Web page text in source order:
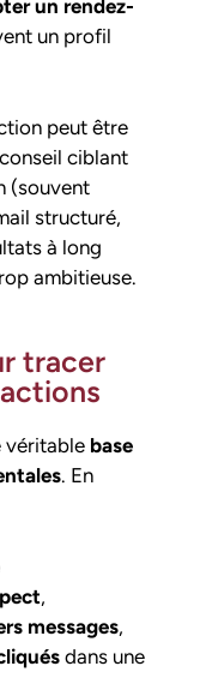
un rendez-
un profil
peut être
ciblant
(souvent
structuré,
à long
ambitieuse.
tracer
véritable base
. En
,
messages,
dans une